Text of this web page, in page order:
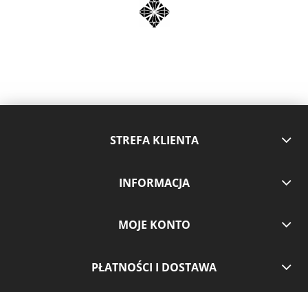
STREFA KLIENTA
INFORMACJA
MOJE KONTO
PŁATNOŚCI I DOSTAWA